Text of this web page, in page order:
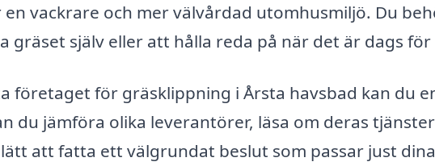
vackrare och mer välvårdad utomhusmiljö. Du
gräset själv eller att hålla reda på när det är dags
företaget för gräsklippning i Årsta havsbad kan du
du jämföra olika leverantörer, läsa om deras
att fatta ett välgrundat beslut som passar just